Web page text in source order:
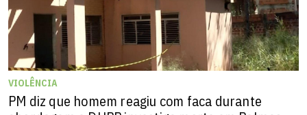
VIOLÊNCIA
PM diz que homem reagiu com faca durante